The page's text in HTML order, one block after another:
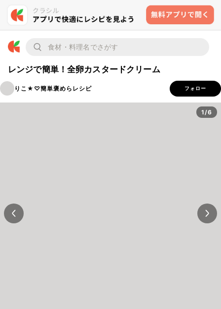
レンジで簡単！全卵カスタードクリーム
りこ★♡簡単褒めらレシピ フォロー
1/6